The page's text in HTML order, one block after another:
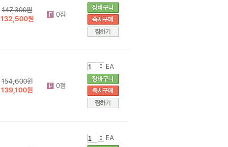
147,300원
132,500원
0점
154,600원
139,100원
0점
EA
EA